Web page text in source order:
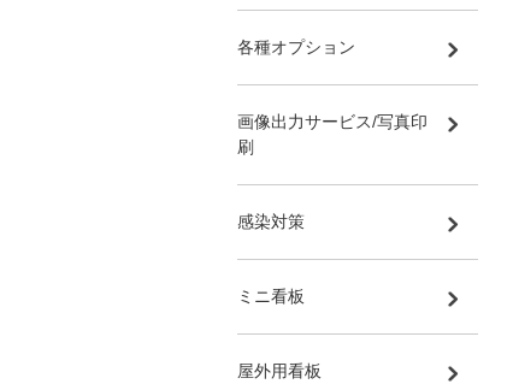
各種オプション
画像出力サービス/写真印
刷
感染対策
ミニ看板
屋外用看板